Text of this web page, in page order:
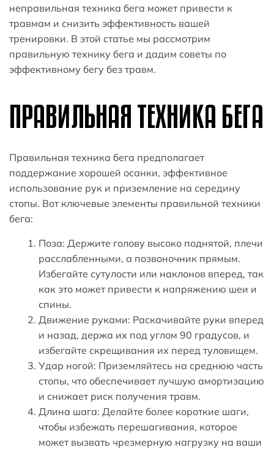
неправильная техника бега может привести к
травмам и снизить эффективность вашей
тренировки. В этой статье мы рассмотрим
правильную технику бега и дадим советы по
эффективному бегу без травм.
ПРАВИЛЬНАЯ ТЕХНИКА БЕГА
Правильная техника бега предполагает
поддержание хорошей осанки, эффективное
использование рук и приземление на середину
стопы. Вот ключевые элементы правильной техники
бега:
Поза: Держите голову высоко поднятой, плечи
расслабленными, а позвоночник прямым.
Избегайте сутулости или наклонов вперед, так
как это может привести к напряжению шеи и
спины.
Движение руками: Раскачивайте руки вперед
и назад, держа их под углом 90 градусов, и
избегайте скрещивания их перед туловищем.
Удар ногой: Приземляйтесь на среднюю часть
стопы, что обеспечивает лучшую амортизацию
и снижает риск получения травм.
Длина шага: Делайте более короткие шаги,
чтобы избежать перешагивания, которое
может вызвать чрезмерную нагрузку на ваши